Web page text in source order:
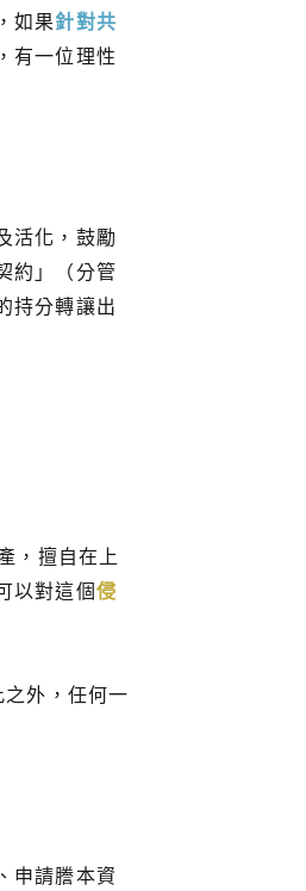
如果針對共
有一位理性
活化，鼓勵
約」（分管
持分轉讓出
，擅自在上
以對這個侵
外，任何一
申請謄本資